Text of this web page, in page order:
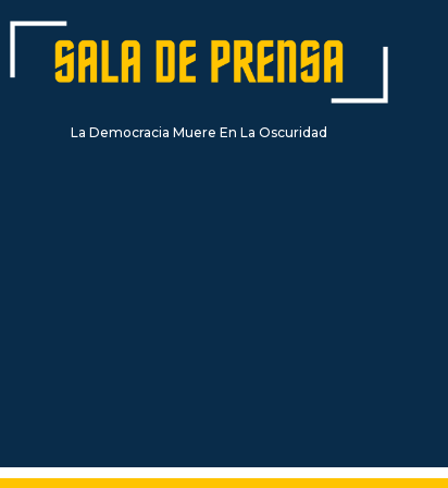
La Democracia Muere En La Oscuridad